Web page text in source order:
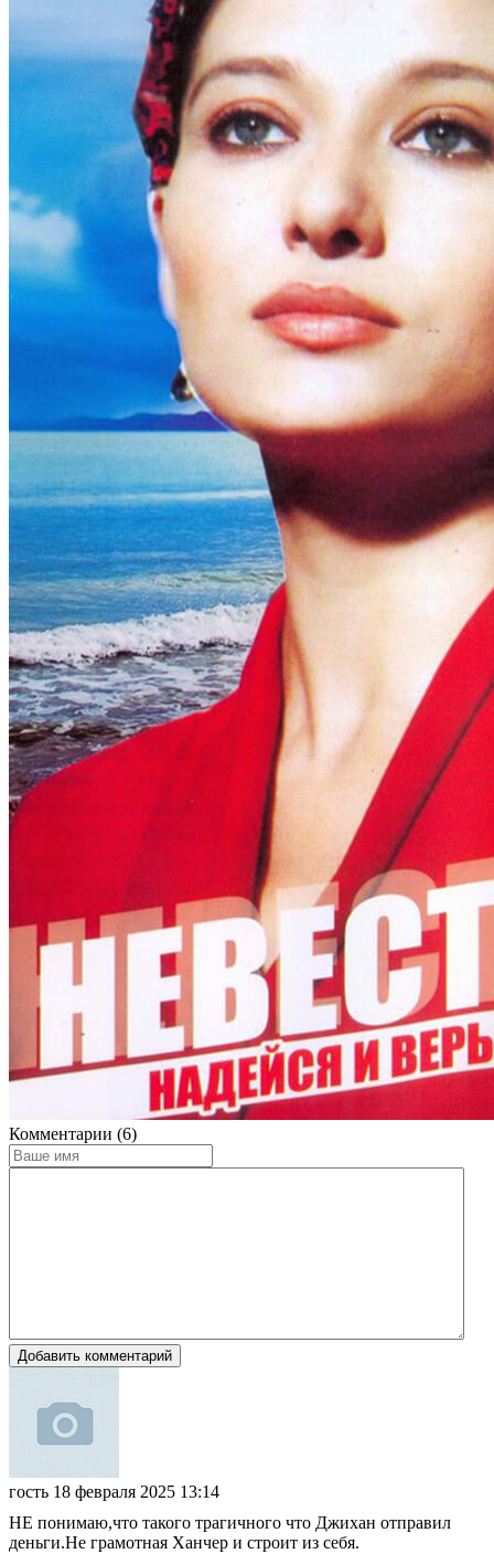
Комментарии (6)
Добавить комментарий
гость 18 февраля 2025 13:14
НЕ понимаю,что такого трагичного что Джихан отправил
деньги.Не грамотная Ханчер и строит из себя.